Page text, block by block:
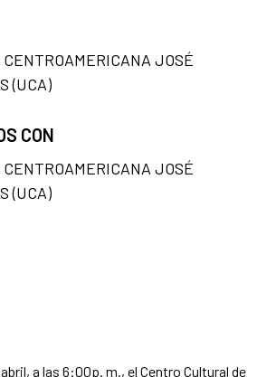
a las 6:00p. m., el Centro Cultural de
JOSÉ
(UCA)
CON
JOSÉ
(UCA)